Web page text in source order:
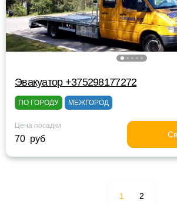
Эвакуатор +375298177272
ПО ГОРОДУ МЕЖГОРОД
Цена посадки
70 руб
1 2